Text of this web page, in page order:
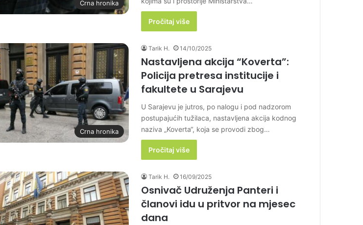
Crna hronika
Pročitaj više
Crna hronika
Tarik H. 14/10/2025
Nastavljena akcija “Koverta”:
Policija pretresa institucije i
fakultete u Sarajevu
U Sarajevu je jutros, po nalogu i pod nadzorom
postupajućih tužilaca, nastavljena akcija kodnog
naziva „Koverta“, koja se provodi zbog…
Pročitaj više
Tarik H. 16/09/2025
Osnivač Udruženja Panteri i
članovi idu u pritvor na mjesec
dana